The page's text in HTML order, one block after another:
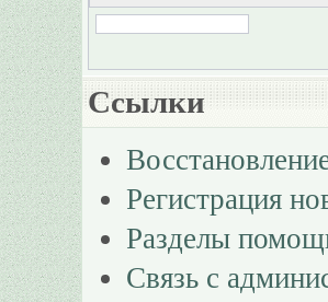
Ссылки
Регистрация
Разделы
Связь с